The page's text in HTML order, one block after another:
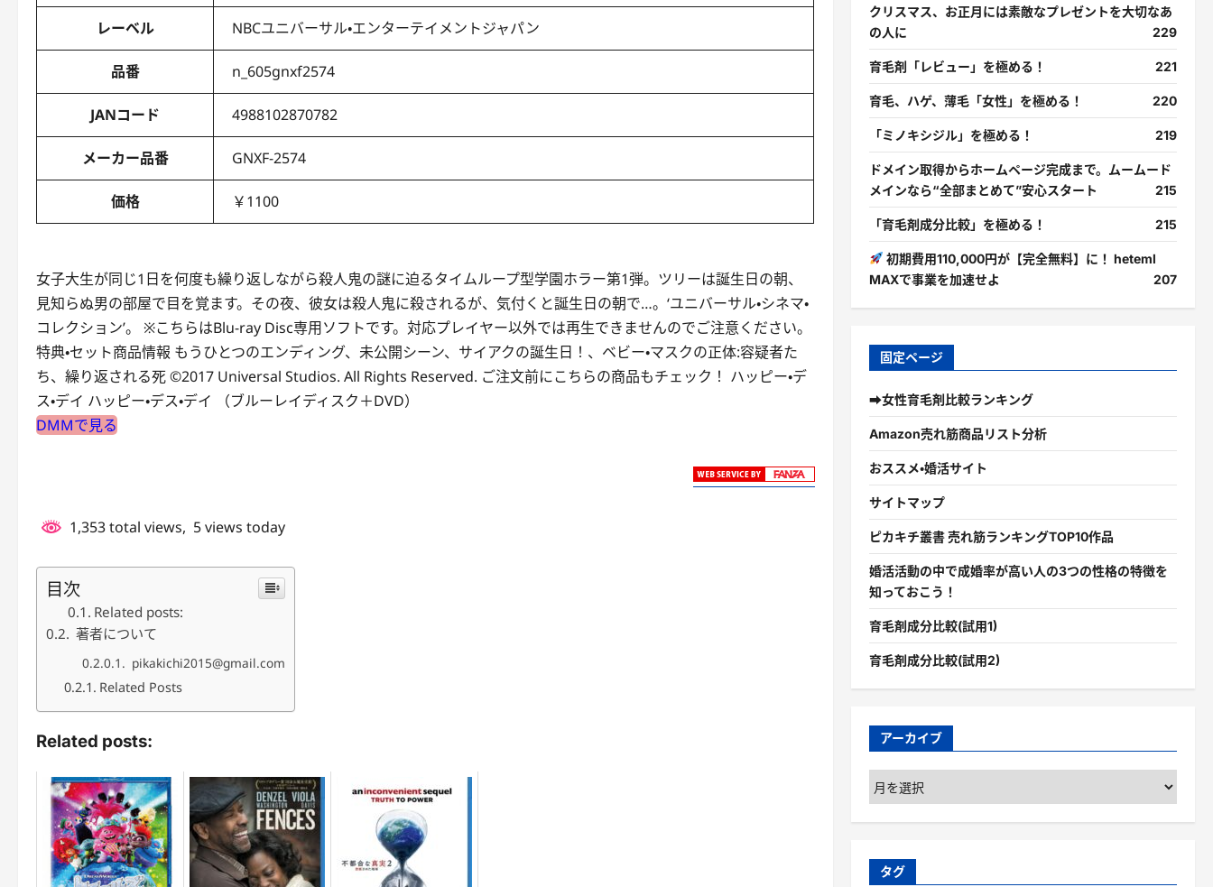
レーベル NBCユニバーサル・エンターテイメントジャパン
品番 n_605gnxf2574
JANコード 4988102870782
メーカー品番 GNXF-2574
価格 ￥1100
女子大生が同じ1日を何度も繰り返しながら殺人鬼の謎に迫るタイムループ型学園ホラー第1弾。ツリーは誕生日の朝、
見知らぬ男の部屋で目を覚ます。その夜、彼女は殺人鬼に殺されるが、気付くと誕生日の朝で…。‘ユニバーサル・シネマ・
コレクション’。 ※こちらはBlu-ray Disc専用ソフトです。対応プレイヤー以外では再生できませんのでご注意ください。
特典・セット商品情報 もうひとつのエンディング、未公開シーン、サイアクの誕生日！、ベビー・マスクの正体:容疑者た
ち、繰り返される死 ©2017 Universal Studios. All Rights Reserved. ご注文前にこちらの商品もチェック！ ハッピー・デ
ス・デイ ハッピー・デス・デイ （ブルーレイディスク＋DVD）
DMMで見る
1,353 total views, 5 views today
目次
Related posts:
著者について
pikakichi2015@gmail.com
Related Posts
Related posts:
クリスマス、お正月には素敵なプレゼントを大切なあ
の人に
229
育毛剤「レビュー」を極める！ 221
育毛、ハゲ、薄毛「女性」を極める！ 220
「ミノキシジル」を極める！ 219
ドメイン取得からホームページ完成まで。ムームード
メインなら“全部まとめて”安心スタート
215
「育毛剤成分比較」を極める！ 215
初期費用110,000円が【完全無料】に！ heteml
MAXで事業を加速せよ
207
固定ページ
➡女性育毛剤比較ランキング
Amazon売れ筋商品リスト分析
おススメ・婚活サイト
サイトマップ
ピカキチ叢書 売れ筋ランキングTOP10作品
婚活活動の中で成婚率が高い人の3つの性格の特徴を
知っておこう！
育毛剤成分比較(試用1)
育毛剤成分比較(試用2)
アーカイブ
ア
ー
カ
ブ
タグ